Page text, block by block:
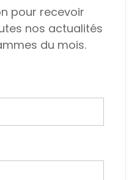
pour recevoir
nos actualités
du mois.